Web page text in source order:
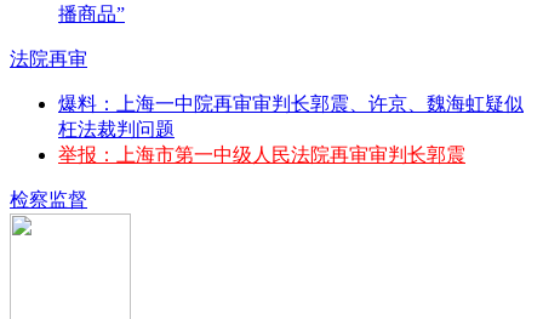
播商品”
法院再审
爆料：上海一中院再审审判长郭震、许京、魏海虹疑似
枉法裁判问题
举报：上海市第一中级人民法院再审审判长郭震
检察监督